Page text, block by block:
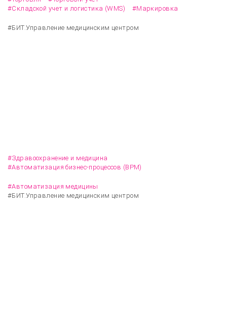
#Складской учет и логистика (WMS)
#Маркировка
#БИТ.Управление медицинским центром
#Здравоохранение и медицина
#Автоматизация бизнес-процессов (BPM)
#Автоматизация медицины
#БИТ.Управление медицинским центром